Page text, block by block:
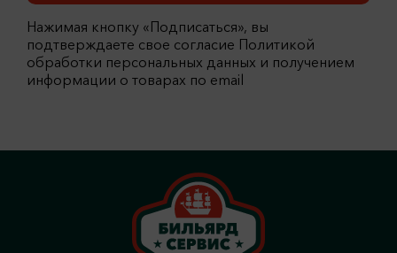
Нажимая кнопку «Подписаться», вы
подтверждаете свое согласие Политикой
обработки персональных данных и получением
информации о товарах по email